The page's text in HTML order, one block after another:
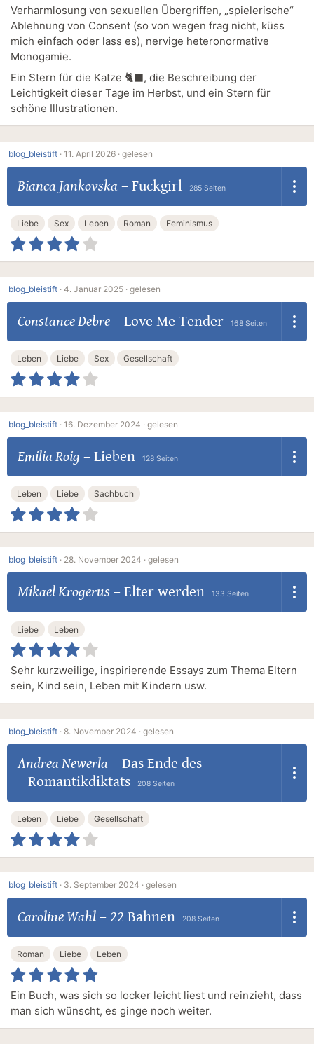
Verharmlosung von sexuellen Übergriffen, „spielerische“
Ablehnung von Consent (so von wegen frag nicht, küss
mich einfach oder lass es), nervige heteronormative
Monogamie.
Ein Stern für die Katze 🐈‍⬛, die Beschreibung der
Leichtigkeit dieser Tage im Herbst, und ein Stern für
schöne Illustrationen.
blog_bleistift · 11. April 2026 · gelesen
Bianca Jankovska – Fuckgirl 285 Seiten
Liebe Sex Leben Roman Feminismus
blog_bleistift · 4. Januar 2025 · gelesen
Constance Debre– Love Me Tender 168 Seiten
Leben Liebe Sex Gesellschaft
blog_bleistift · 16. Dezember 2024 · gelesen
Emilia Roig – Lieben 128 Seiten
Leben Liebe Sachbuch
blog_bleistift · 28. November 2024 · gelesen
Mikael Krogerus – Elter werden 133 Seiten
Liebe Leben
Sehr kurzweilige, inspirierende Essays zum Thema Eltern
sein, Kind sein, Leben mit Kindern usw.
blog_bleistift · 8. November 2024 · gelesen
Andrea Newerla – Das Ende des
Romantikdiktats
208 Seiten
Leben Liebe Gesellschaft
blog_bleistift · 3. September 2024 · gelesen
Caroline Wahl– 22 Bahnen 208 Seiten
Roman Liebe Leben
Ein Buch, was sich so locker leicht liest und reinzieht, dass
man sich wünscht, es ginge noch weiter.